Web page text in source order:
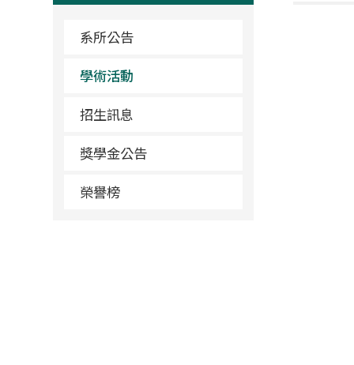
系所公告
學術活動
招生訊息
獎學金公告
榮譽榜